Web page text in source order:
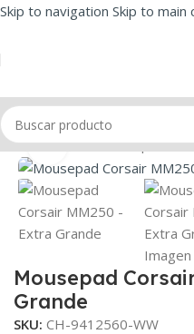
Skip to navigation Skip to main
Inicio/Mouse/Mousepad
Click to enlarge
Mousepad
Grande
SKU: CH-9412560-WW